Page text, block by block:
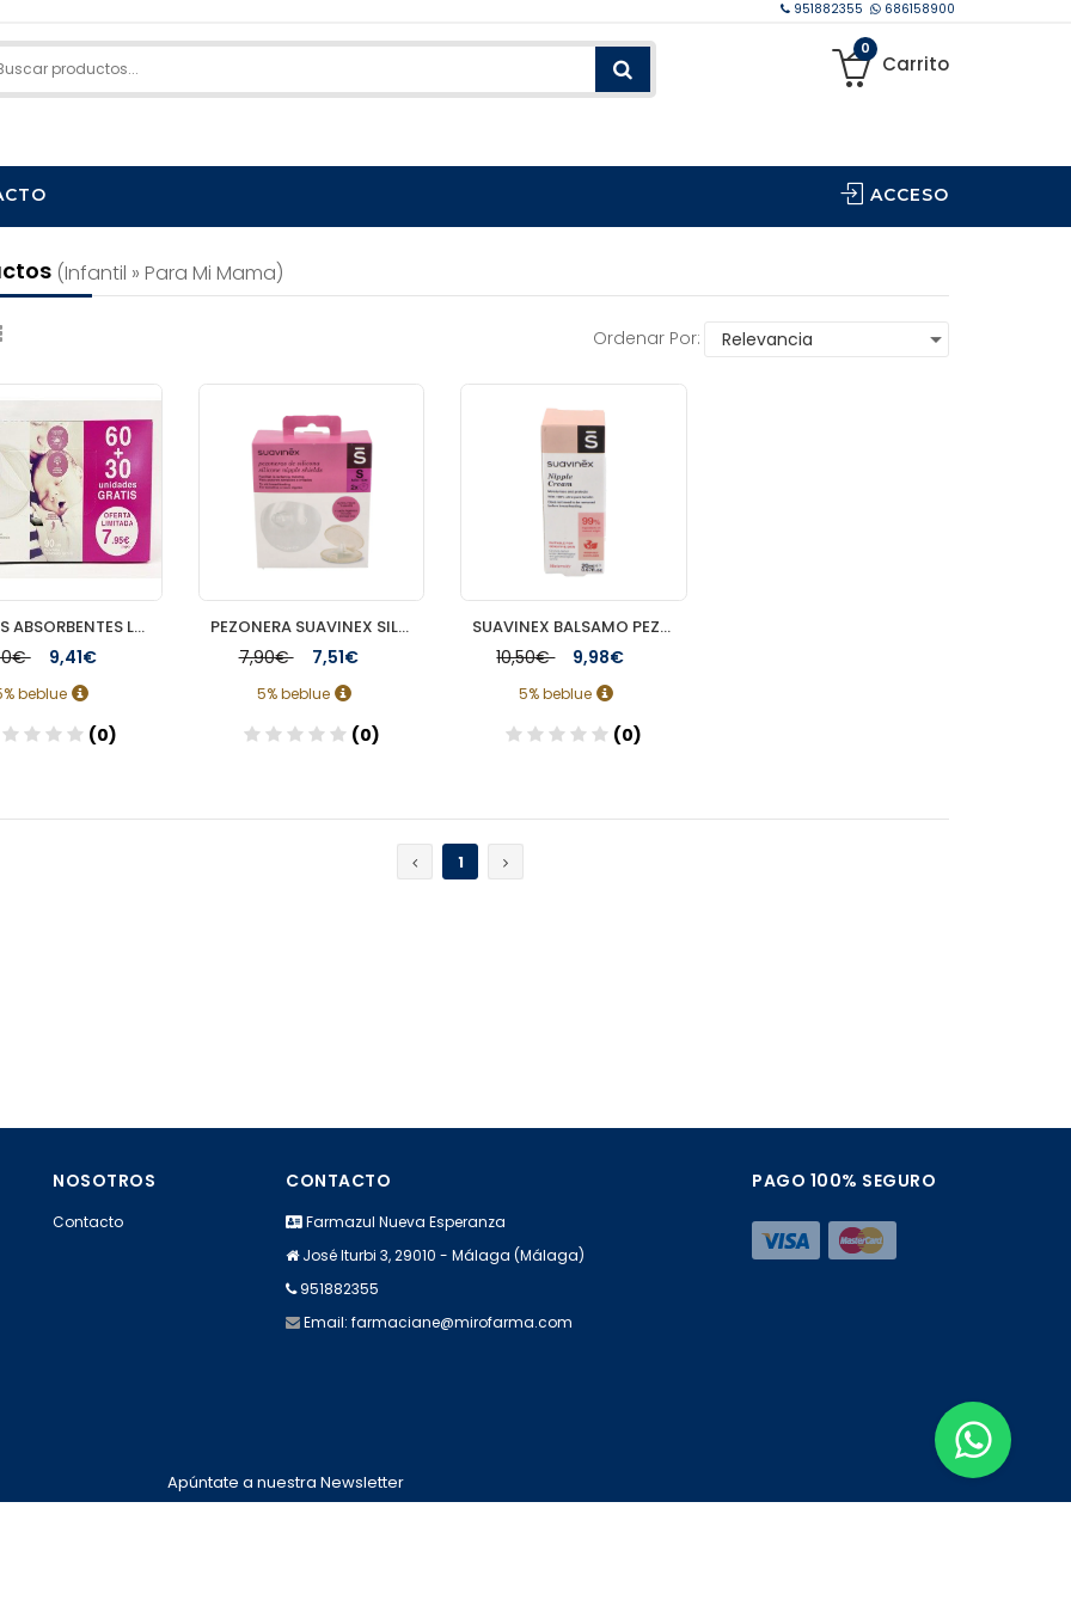
951882355 686158900
0
Carrito
ACCESO
(infantil » Para Mi Mama)
Ordenar Por:
DISCOS ABSORBENTES LACTANCIA SHELTER 60 UNIDADES+30
9,41€
beblue
(0)
PEZONERA SUAVINEX SILICONA TALLA S 2 U
7,90€ 7,51€
5% beblue
(0)
SUAVINEX BALSAMO PEZON 1 ENVASE 30 ML
10,50€ 9,98€
5% beblue
(0)
1
NOSOTROS
Contacto
CONTACTO
Farmazul Nueva Esperanza
José Iturbi 3, 29010 - Málaga (Málaga)
951882355
Email: farmaciane@mirofarma.com
PAGO 100% SEGURO
Apúntate a nuestra Newsletter